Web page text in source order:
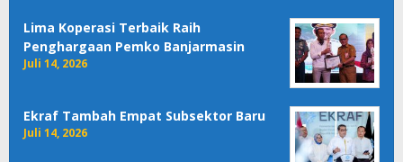
Lima Koperasi Terbaik Raih
Penghargaan Pemko Banjarmasin
Juli 14, 2026
Ekraf Tambah Empat Subsektor Baru
Juli 14, 2026